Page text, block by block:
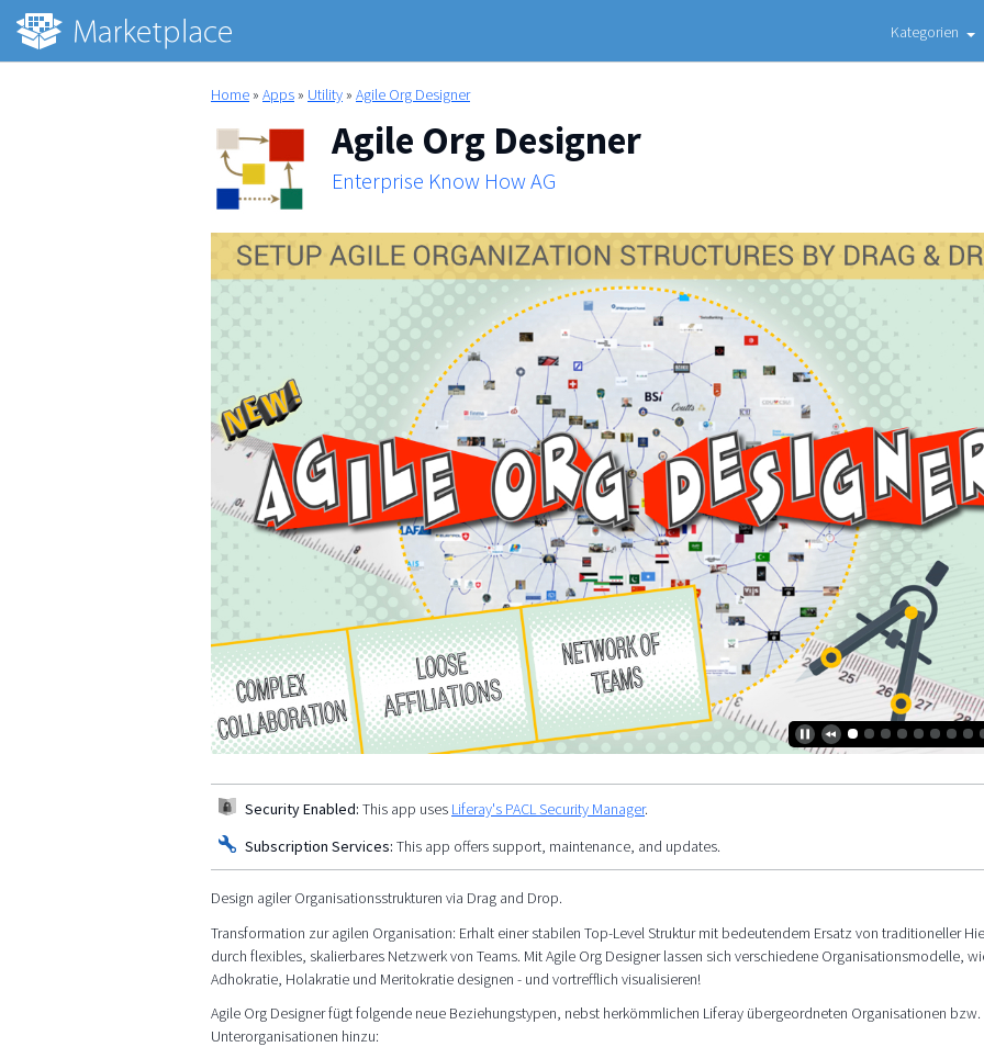
Kategorien
Home » Apps » Utility » Agile Org Designer
Agile Org Designer
Enterprise Know How AG
Security Enabled: This app uses Liferay's PACL Security Manager.
Subscription Services: This app offers support, maintenance, and updates.
Design agiler Organisationsstrukturen via Drag and Drop.
Transformation zur agilen Organisation: Erhalt einer stabilen Top-Level Struktur mit bedeutendem Ersatz von traditioneller
durch flexibles, skalierbares Netzwerk von Teams. Mit Agile Org Designer lassen sich verschiedene Organisationsmodelle,
Adhokratie, Holakratie und Meritokratie designen - und vortrefflich visualisieren!
Agile Org Designer fügt folgende neue Beziehungstypen, nebst herkömmlichen Liferay übergeordneten Organisationen bzw.
Unterorganisationen hinzu: